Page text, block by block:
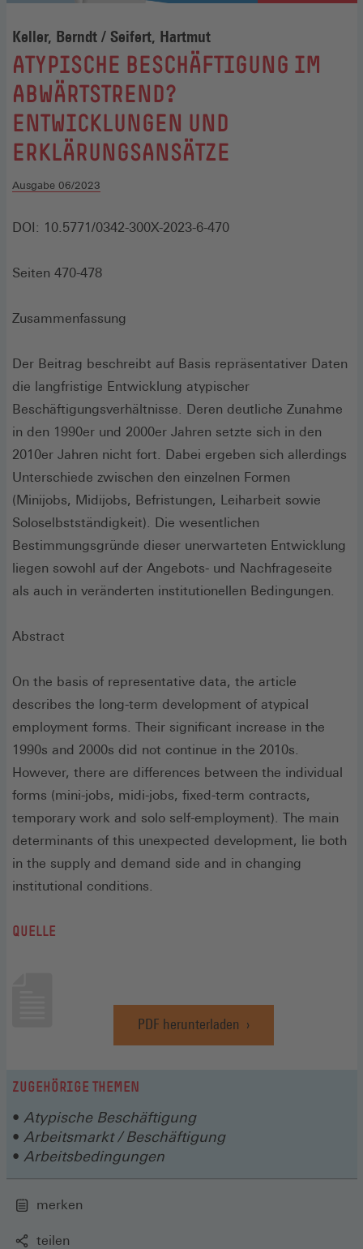
Keller, Berndt / Seifert, Hartmut
:
ATYPISCHE BESCHÄFTIGUNG IM
ABWÄRTSTREND?
ENTWICKLUNGEN UND
ERKLÄRUNGSANSÄTZE
Ausgabe 06/2023
DOI: 10.5771/0342-300X-2023-6-470
Seiten 470-478
Zusammenfassung
Der Beitrag beschreibt auf Basis repräsentativer Daten
die langfristige Entwicklung atypischer
Beschäftigungsverhältnisse. Deren deutliche Zunahme
in den 1990er und 2000er Jahren setzte sich in den
2010er Jahren nicht fort. Dabei ergeben sich allerdings
Unterschiede zwischen den einzelnen Formen
(Minijobs, Midijobs, Befristungen, Leiharbeit sowie
Soloselbstständigkeit). Die wesentlichen
Bestimmungsgründe dieser unerwarteten Entwicklung
liegen sowohl auf der Angebots- und Nachfrageseite
als auch in veränderten institutionellen Bedingungen.
Abstract
On the basis of representative data, the article
describes the long-term development of atypical
employment forms. Their significant increase in the
1990s and 2000s did not continue in the 2010s.
However, there are differences between the individual
forms (mini-jobs, midi-jobs, fixed-term contracts,
temporary work and solo self-employment). The main
determinants of this unexpected development, lie both
in the supply and demand side and in changing
institutional conditions.
QUELLE
PDF herunterladen
(Öffnet
in
ZUGEHÖRIGE THEMEN
Atypische Beschäftigung
Arbeitsmarkt / Beschäftigung
Arbeitsbedingungen
merken
teilen